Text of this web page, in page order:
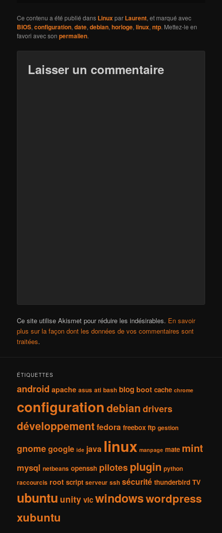
Ce contenu a été publié dans Linuxpar Laurent, et marqué avec
BIOS,configuration,date,debian,horloge,linux,ntp. Mettez-le en
favori avec sonpermalien.
Laisser un commentaire
Ce site utilise Akismet pour réduire les indésirables. En savoir
plus sur la façon dont les données de vos commentaires sont
traitées.
ÉTIQUETTES
android apache asus ati bash blog boot cache chrome
configurationdebiandrivers
développementfedora freebox ftp gestion
gnomegoogle ide java linux manpage mate mint
mysql netbeans openssh pilotesplugin python
raccourcis root script serveur ssh sécurité thunderbird TV
ubuntu unityvlcwindowswordpress
xubuntu